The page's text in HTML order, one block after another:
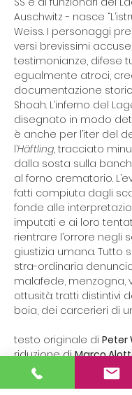
Auschwitz - nasce
Weiss. I personaggi
versi brevissimi accuse,
testimonianze, difese
egualmente atroci,
documentazione
Shoah. L’inferno del
disegnato in modo
è anche per l’iter del
l’Häftling, tracciato
dalla sosta sulla
al forno crematorio.
fatti compiuta dagli
fonde alle
imputati e ai loro
rientrare l’orrore negli
giustizia umana. Tutto
stra-ordinaria
malafede, menzogna,
ottusità: tratti distintivi
boia, dei carcerieri di
testo originale di Peter
riduzione di Marco
con musiche di
DJ Gips